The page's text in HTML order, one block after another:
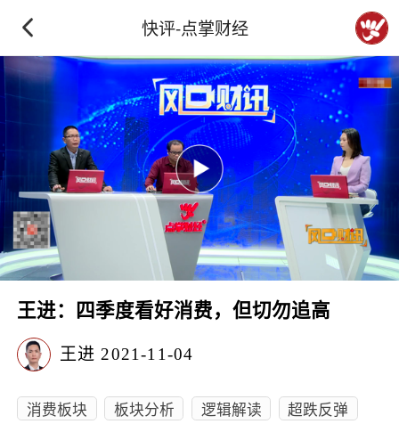
快评-点掌财经
王进：四季度看好消费，但切勿追高
王进 2021-11-04
消费板块 板块分析 逻辑解读
超跌反弹